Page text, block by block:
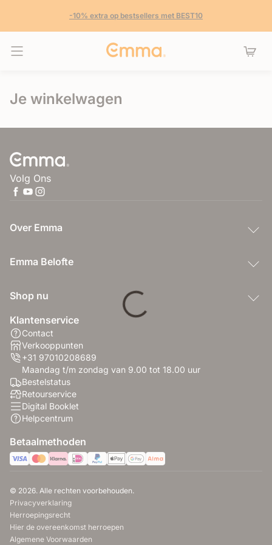
-10% extra op bestsellers met BEST10
Navigatie in- en uitschakelen
Je winkelwagen
Volg Ons
Over Emma
Emma Belofte
Shop nu
Klantenservice
Contact
Verkooppunten
+31 97010208689
Maandag t/m zondag van 9.00 tot 18.00 uur
Bestelstatus
Retourservice
Digital Booklet
Helpcentrum
Betaalmethoden
© 2026. Alle rechten voorbehouden.
Privacyverklaring
Herroepingsrecht
Hier de overeenkomst herroepen
Algemene Voorwaarden